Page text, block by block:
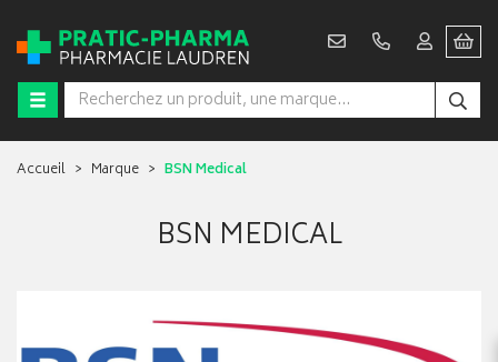
Accueil Marque BSN Medical
BSN MEDICAL